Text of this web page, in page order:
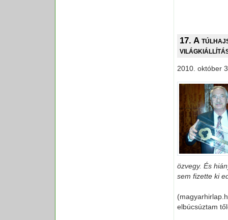
17. A
2010. október
özvegy. És
sem fizette ki
elbúcsúztam